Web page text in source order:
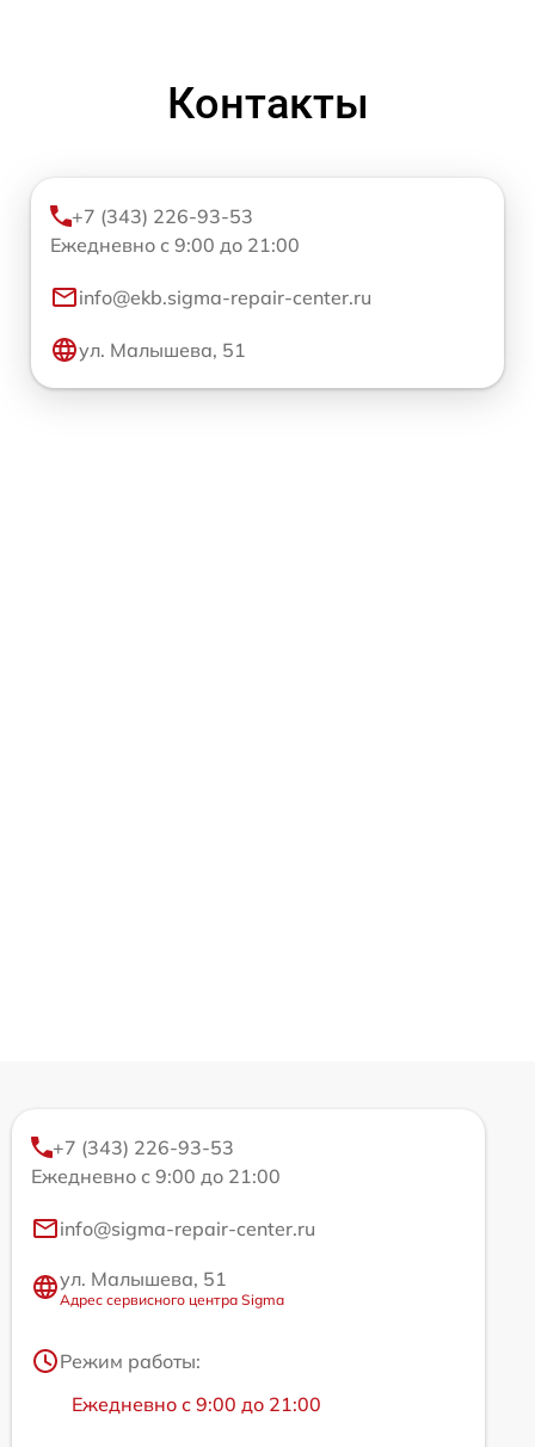
Контакты
+7 (343) 226-93-53
Ежедневно с 9:00 до 21:00
info@ekb.sigma-repair-center.ru
ул. Малышева, 51
+7 (343) 226-93-53
Ежедневно с 9:00 до 21:00
info@sigma-repair-center.ru
ул. Малышева, 51
Адрес сервисного центра Sigma
Режим работы:
Ежедневно с 9:00 до 21:00